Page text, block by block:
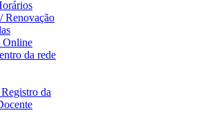
Renovação
Online
da rede
da